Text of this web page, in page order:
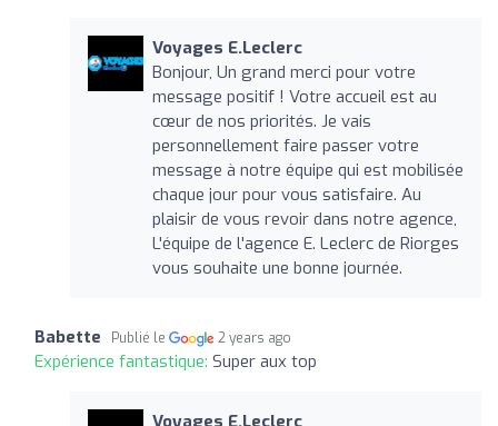
Voyages E.Leclerc
Bonjour, Un grand merci pour votre
message positif ! Votre accueil est au
cœur de nos priorités. Je vais
personnellement faire passer votre
message à notre équipe qui est mobilisée
chaque jour pour vous satisfaire. Au
plaisir de vous revoir dans notre agence,
L'équipe de l'agence E. Leclerc de Riorges
vous souhaite une bonne journée.
Babette Publié le 2 years ago
Expérience fantastique: Super aux top
Voyages E.Leclerc